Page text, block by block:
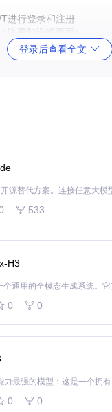
进行登录和注册
注册和设置页面）
新和删除文章
安全的身份验证。
作，包括创建、读取、
面有明确的路线规划
辑器、文章详情页和用
浏览器，项目提供了
兼容性。
中已经安装了 Node 和
化项目：
登录后查看全文
533
H3
0 0
0 0